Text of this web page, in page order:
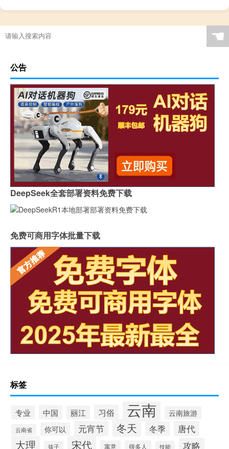
☚
公告
DeepSeek全套部署资料免费下载
免费可商用字体批量下载
标签
专业 中国 丽江 习俗 云南 云南旅游
云南省 你可以 元宵节 冬天 冬季 唐代
大理 孩子 宋代 寓意 很多人 技能 攻略